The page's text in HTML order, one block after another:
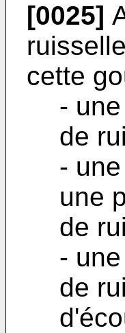
[0025]
cette
-
de
-
une
de
-
de